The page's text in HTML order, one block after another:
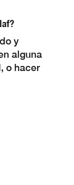
y
alguna
o hacer